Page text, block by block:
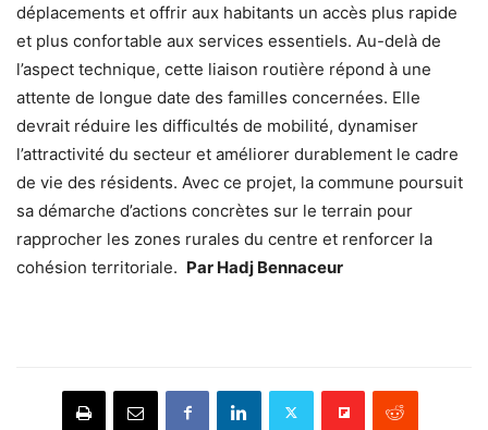
déplacements et offrir aux habitants un accès plus rapide
et plus confortable aux services essentiels. Au-delà de
l’aspect technique, cette liaison routière répond à une
attente de longue date des familles concernées. Elle
devrait réduire les difficultés de mobilité, dynamiser
l’attractivité du secteur et améliorer durablement le cadre
de vie des résidents. Avec ce projet, la commune poursuit
sa démarche d’actions concrètes sur le terrain pour
rapprocher les zones rurales du centre et renforcer la
cohésion territoriale. Par Hadj Bennaceur